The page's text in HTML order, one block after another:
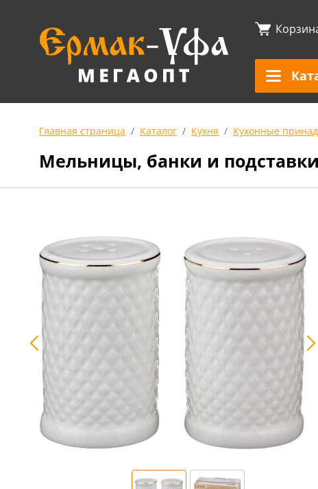
Главная страница Каталог Кухня Кухонные
Мельницы, банки и